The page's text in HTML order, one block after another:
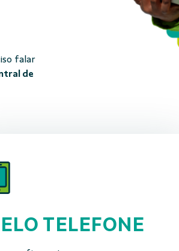
falar
de
TELEFONE